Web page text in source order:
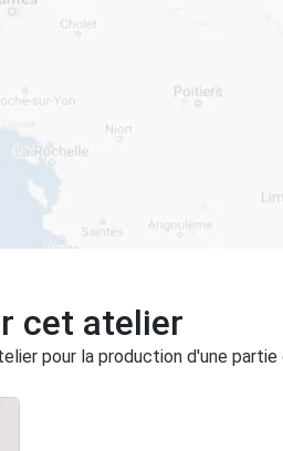
cet atelier
pour la production d'une